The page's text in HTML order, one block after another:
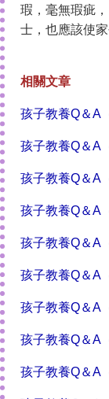
瑕，毫無瑕疵
士，也應該使家
相關文章
孩子教養Q＆A
孩子教養Q＆A
孩子教養Q＆A
孩子教養Q＆A
孩子教養Q＆A
孩子教養Q＆A
孩子教養Q＆A
孩子教養Q＆A
孩子教養Q＆A